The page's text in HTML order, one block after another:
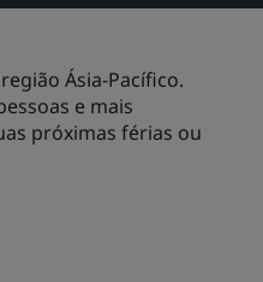
Ásia-Pacífico.
e mais
próximas férias ou